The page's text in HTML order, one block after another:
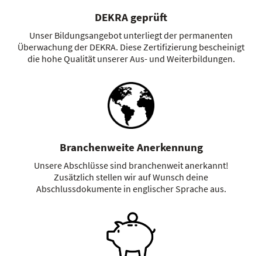
DEKRA geprüft
Unser Bildungsangebot unterliegt der permanenten
Überwachung der DEKRA. Diese Zertifizierung bescheinigt
die hohe Qualität unserer Aus- und Weiterbildungen.
Branchenweite Anerkennung
Unsere Abschlüsse sind branchenweit anerkannt!
Zusätzlich stellen wir auf Wunsch deine
Abschlussdokumente in englischer Sprache aus.